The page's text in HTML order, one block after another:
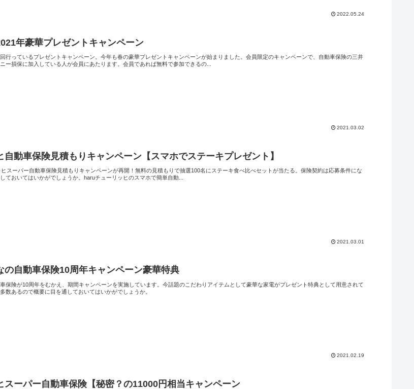
2022.05.24
年豪華プレゼントキャンペーン
行っているプレゼントキャンペーン。今年も春の豪華プレゼントキャンペーンが始まりました。会員限定のキャンペーンで、自動車保険の三井
ー損保に加入している人が会員にあたります。会員であれば無料で参加できるの...
2021.03.02
自動車保険見積もりキャンペーン【スマホでステーキプレゼント】
スーパー自動車保険見積もりキャンペーンが再開！無料の見積もりで抽選100名にステーキ食べ比べセットが当たる。保険契約は応募条件にな
ておいてはいかがでしょうか。haruチューリッヒのスマホで簡単自動...
2021.03.01
の自動車保険10周年キャンペーン豪華特典
保険が10周年をむかえ、期間キャンペーンを実施しています。今話題のこだわりアイテムとして豪華な家電がプレゼント特典として用意されて
数あるので概要に目を通しておいてはいかがでしょうか。
2021.02.19
スーパー自動車保険【秘密？の11000円相当キャンペーン